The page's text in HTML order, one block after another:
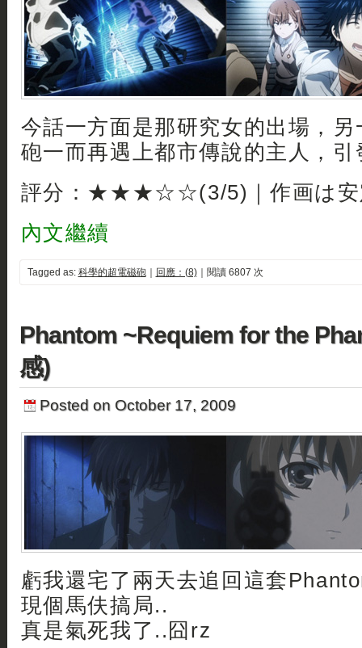
今話一方面是那研究女的出場，
砲一而再遇上都市傳說的主人，
評分：★★★☆☆(3/5)｜作画は安
內文繼續
Tagged as: 科學的超電磁砲｜ 回應：(8)｜閱讀 6807 次
Phantom ~Requiem for the
感)
Posted on October 17, 2009
虧我還宅了兩天去追回這套
現個馬伕搞局..
真是氣死我了..囧rz